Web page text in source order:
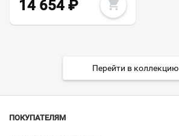
14 654 ₽
Перейти в коллекцию
ПОКУПАТЕЛЯМ